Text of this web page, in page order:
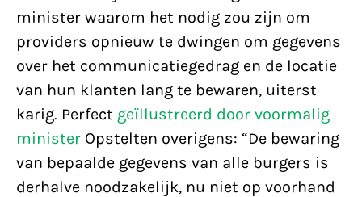
minister waarom het nodig zou zijn om
providers opnieuw te dwingen om gegevens
over het communicatiegedrag en de locatie
van hun klanten lang te bewaren, uiterst
karig. Perfect geïllustreerd door voormalig
minister Opstelten overigens: “De bewaring
van bepaalde gegevens van alle burgers is
derhalve noodzakelijk, nu niet op voorhand